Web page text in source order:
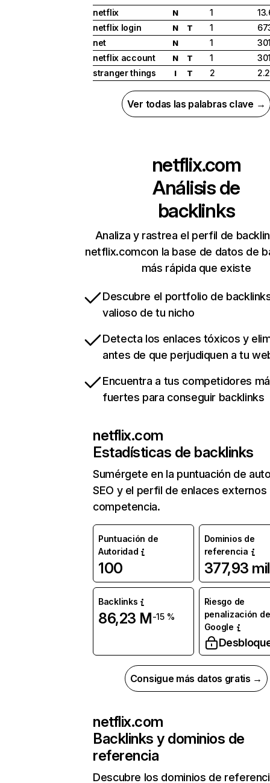
netflix
N 1
netflix login
N T 1
net
N 1
netflix account
N T 1
stranger things
I T 2
Ver todas las palabras clave →
netflix.com
Análisis de
backlinks
Analiza y rastrea el perfil de
netflix.comcon la base de datos de
más rápida que existe
Descubre el portfolio de
valioso de tu nicho
Detecta los enlaces tóxicos y
antes de que perjudiquen a tu
Encuentra a tus competidores
fuertes para conseguir backlinks
netflix.com
Estadísticas de backlinks
Sumérgete en la puntuación de
SEO y el perfil de enlaces externos
competencia.
Puntuación de
Autoridad
100
Dominios de
referencia
377,93 mil
Backlinks
86,23 M-15 %
Riesgo de
penalización de
Google
Consigue más datos gratis →
netflix.com
Backlinks y dominios de
referencia
Descubre los dominios de